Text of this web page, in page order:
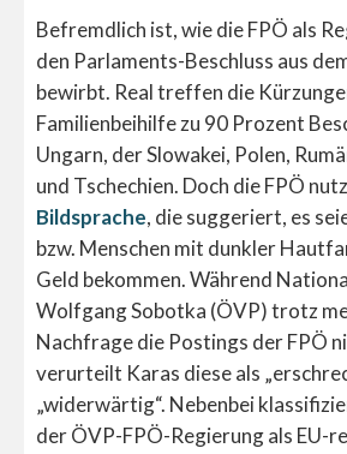
Befremdlich ist, wie die FPÖ als
den Parlaments-Beschluss aus
bewirbt. Real treffen die
Familienbeihilfe zu 90 Prozent
Ungarn, der Slowakei, Polen,
und Tschechien. Doch die FPÖ
Bildsprache, die suggeriert, es
bzw. Menschen mit dunkler
Geld bekommen. Während
Wolfgang Sobotka (ÖVP) trotz
Nachfrage die Postings der FPÖ
verurteilt Karas diese als
„widerwärtig“. Nebenbei
der ÖVP-FPÖ-Regierung als EU-